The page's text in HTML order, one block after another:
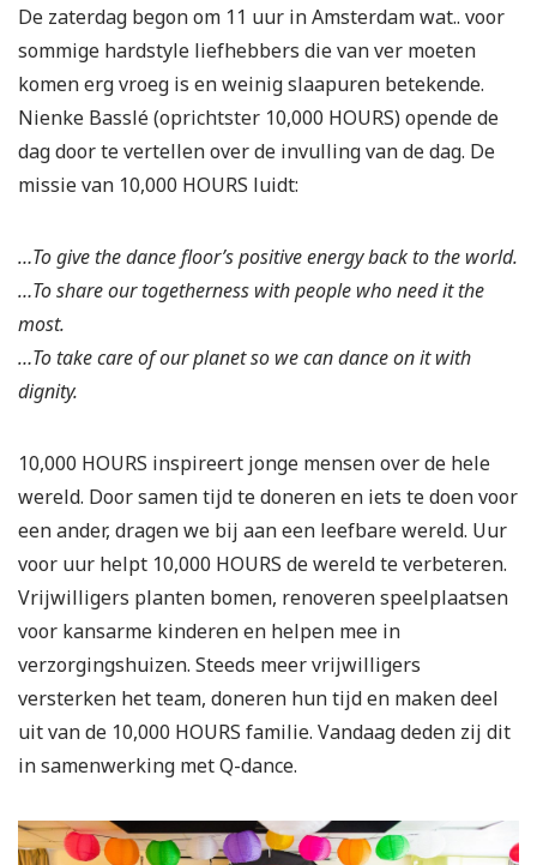
De zaterdag begon om 11 uur in Amsterdam wat.. voor
sommige hardstyle liefhebbers die van ver moeten
komen erg vroeg is en weinig slaapuren betekende.
Nienke Basslé (oprichtster 10,000 HOURS) opende de
dag door te vertellen over de invulling van de dag. De
missie van 10,000 HOURS luidt:
…To give the dance floor’s positive energy back to the world.
…To share our togetherness with people who need it the
most.
…To take care of our planet so we can dance on it with
dignity.
10,000 HOURS inspireert jonge mensen over de hele
wereld. Door samen tijd te doneren en iets te doen voor
een ander, dragen we bij aan een leefbare wereld. Uur
voor uur helpt 10,000 HOURS de wereld te verbeteren.
Vrijwilligers planten bomen, renoveren speelplaatsen
voor kansarme kinderen en helpen mee in
verzorgingshuizen. Steeds meer vrijwilligers
versterken het team, doneren hun tijd en maken deel
uit van de 10,000 HOURS familie. Vandaag deden zij dit
in samenwerking met Q-dance.